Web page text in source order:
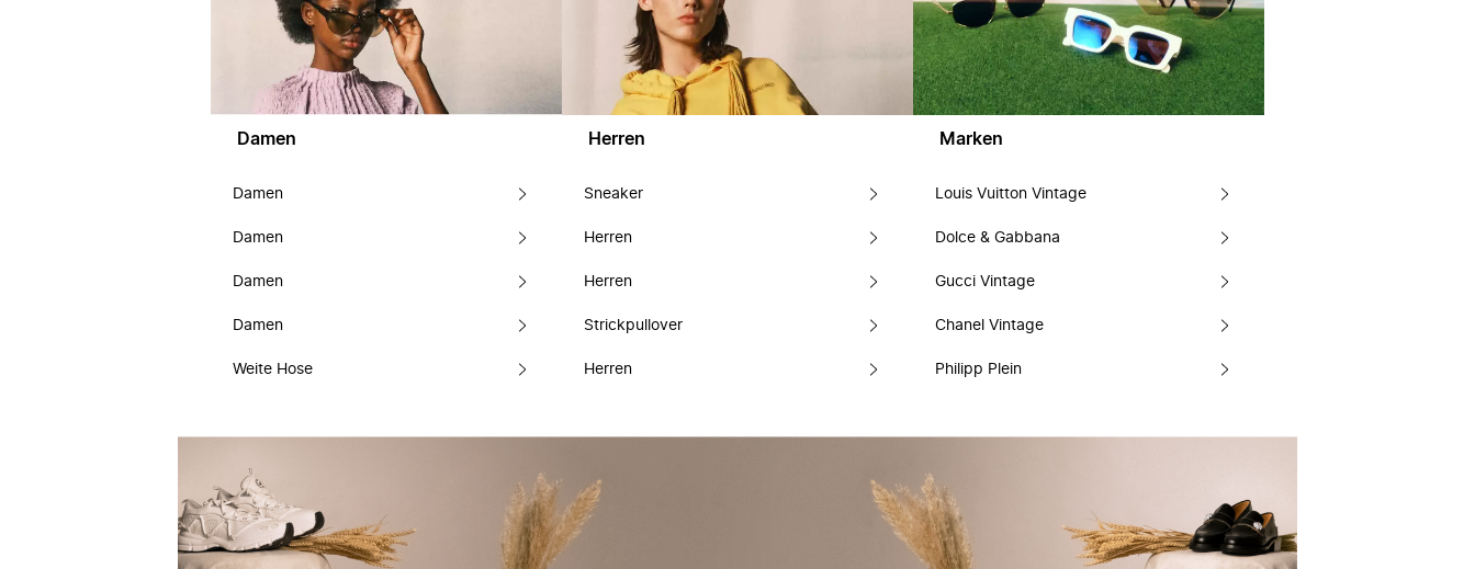
Damen
Damen
Damen
Damen
Damen
Weite Hose
Herren
Sneaker
Herren
Herren
Strickpullover
Herren
Marken
Louis Vuitton Vintage
Dolce & Gabbana
Gucci Vintage
Chanel Vintage
Philipp Plein